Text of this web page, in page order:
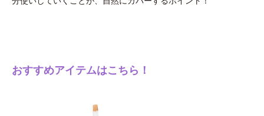
おすすめアイテムはこちら！